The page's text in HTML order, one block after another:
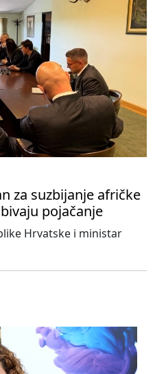
za suzbijanje afričke
pojačanje
Hrvatske i ministar